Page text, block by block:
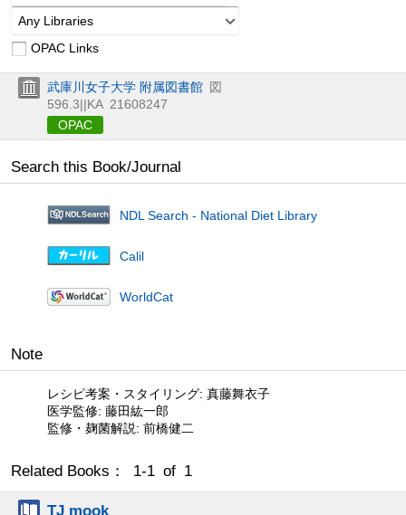
Any Libraries
OPAC Links
武庫川女子大学 附属図書館 図
596.3||KA 21608247
OPAC
Search this Book/Journal
NDL Search - National Diet Library
Calil
WorldCat
Note
レシピ考案・スタイリング: 真藤舞衣子
医学監修: 藤田紘一郎
監修・麹菌解説: 前橋健二
Related Books： 1-1 of 1
TJ mook